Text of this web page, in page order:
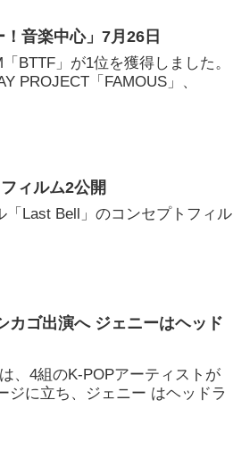
音楽中心」7月26日
BTTF」が1位を獲得しました。
PROJECT「FAMOUS」、
ィルム2公開
Last Bell」のコンセプトフィル
ゴ出演へ ジェニーはヘッド
、4組のK-POPアーティストが
ジに立ち、ジェニー はヘッドラ